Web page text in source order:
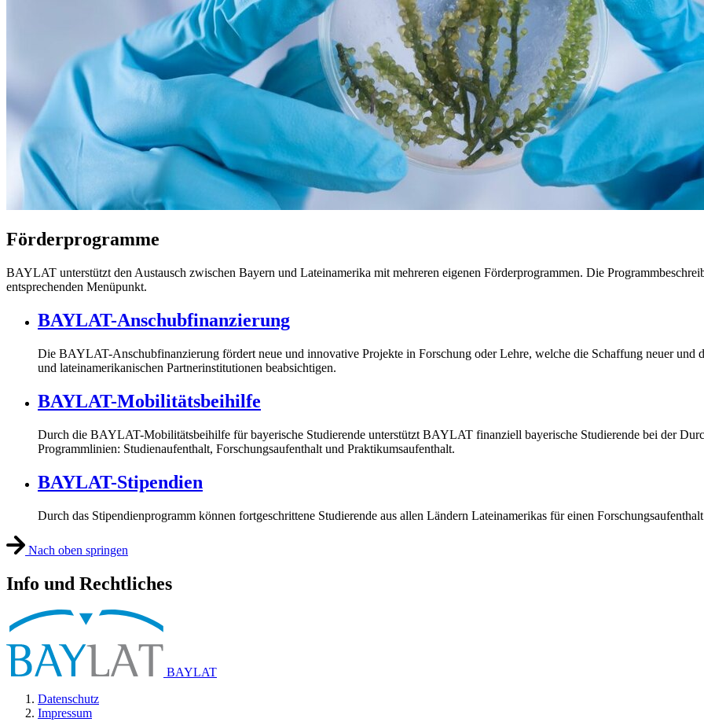
Förderprogramme
BAYLAT unterstützt den Austausch zwischen Bayern und Lateinamerika mit mehreren eigenen Förderprogrammen. Die
entsprechenden Menüpunkt.
BAYLAT-Anschubfinanzierung
Die BAYLAT-Anschubfinanzierung fördert neue und innovative Projekte in Forschung oder Lehre, welche die Schaffung neuer und
und lateinamerikanischen Partnerinstitutionen beabsichtigen.
BAYLAT-Mobilitätsbeihilfe
Durch die BAYLAT-Mobilitätsbeihilfe für bayerische Studierende unterstützt BAYLAT finanziell bayerische Studierende bei der
Programmlinien: Studienaufenthalt, Forschungsaufenthalt und Praktikumsaufenthalt.
BAYLAT-Stipendien
Durch das Stipendienprogramm können fortgeschrittene Studierende aus allen Ländern Lateinamerikas für einen
Nach oben springen
Info und Rechtliches
BAYLAT
Datenschutz
Impressum